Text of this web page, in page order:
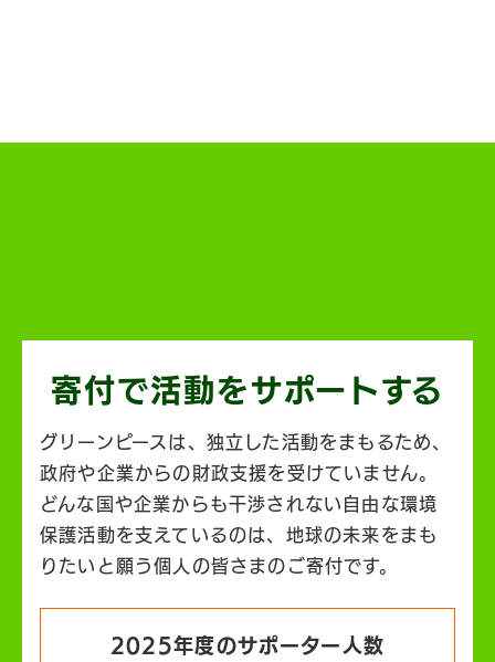
寄付で活動をサポートする
グリーンピースは、独立した活動をまもるため、
政府や企業からの財政支援を受けていません。
どんな国や企業からも干渉されない自由な環境
保護活動を支えているのは、地球の未来をまも
りたいと願う個人の皆さまのご寄付です。
2025年度のサポーター人数